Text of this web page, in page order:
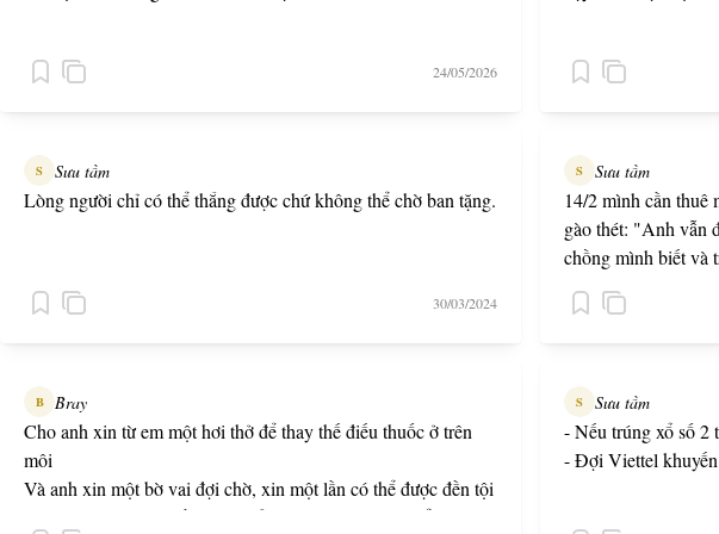
24/05/2026
S Sưu tầm
Lòng người chỉ có thể thắng được chứ không thể chờ ban tặng.
30/03/2024
S Sưu tầm
14/2 mình cần thuê
gào thét: "Anh vẫn
chồng mình biết và
B Bray
Cho anh xin từ em một hơi thở để thay thế điếu thuốc ở trên
môi
Và anh xin một bờ vai đợi chờ, xin một lần có thể được đền tội
Xin bàn tay kia một lần được nắm chặt và xin đừng để cái tôi
S Sưu tầm
- Nếu trúng xổ số 2
- Đợi Viettel